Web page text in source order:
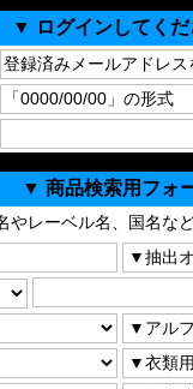
▼ ログインしてくだ
▼ 商品検索用フォ
やレーベル名、国名な